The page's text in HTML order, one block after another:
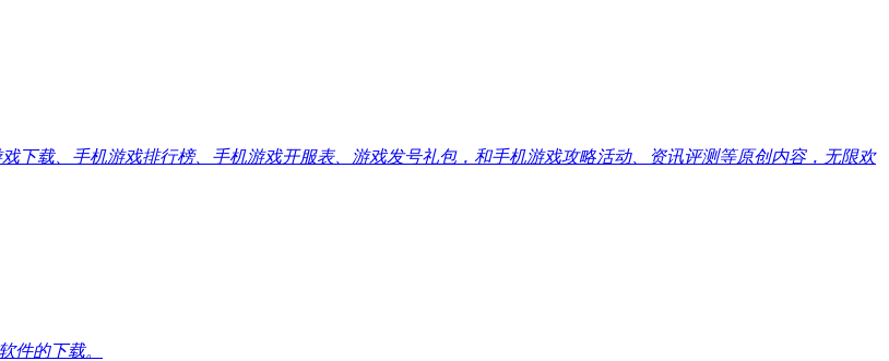
下载、手机游戏排行榜、手机游戏开服表、游戏发号礼包，和手机游戏攻略活动、资讯评测等原创内容，无限欢
件的下载。